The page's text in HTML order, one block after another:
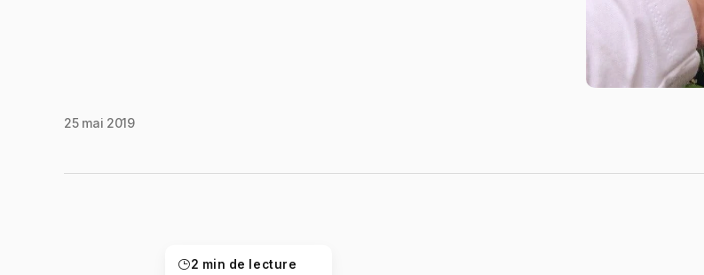
25 mai 2019
2 min de lecture